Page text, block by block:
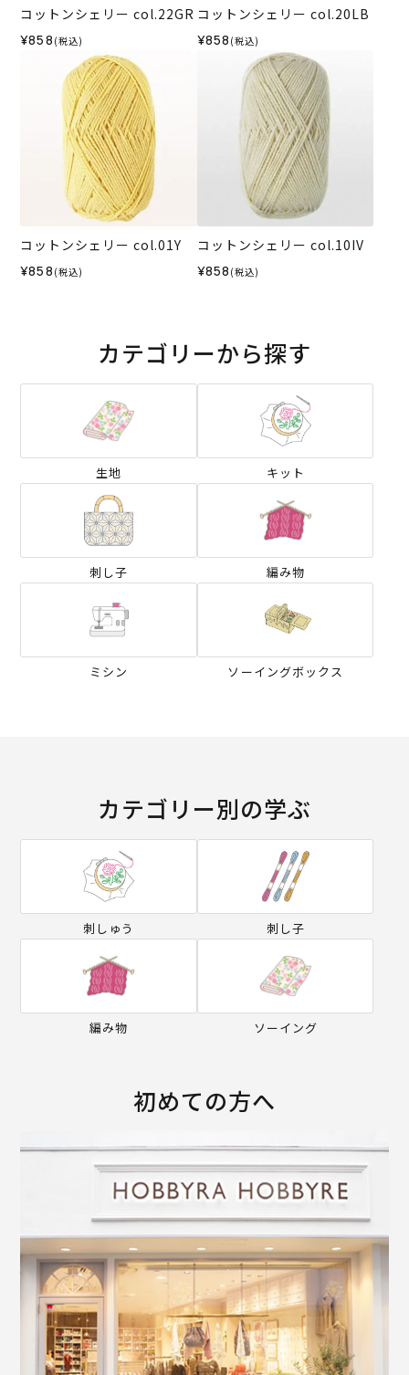
コットンシェリー col.22GR
¥858 (税込)
コットンシェリー col.20LB
¥858 (税込)
コットンシェリー col.01Y
¥858 (税込)
コットンシェリー col.10IV
¥858 (税込)
カテゴリーから探す
生地 キット
刺し子 編み物
ミシン ソーイングボックス
カテゴリー別の学ぶ
刺しゅう 刺し子
編み物 ソーイング
初めての方へ